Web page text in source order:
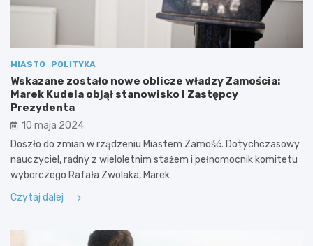
MIASTO POLITYKA
Wskazane zostało nowe oblicze władzy Zamościa:
Marek Kudela objął stanowisko I Zastępcy
Prezydenta
10 maja 2024
Doszło do zmian w rządzeniu Miastem Zamość. Dotychczasowy
nauczyciel, radny z wieloletnim stażem i pełnomocnik komitetu
wyborczego Rafała Zwolaka, Marek…
Czytaj dalej